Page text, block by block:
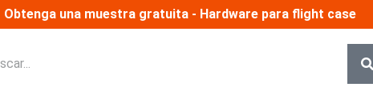
Obtenga una muestra gratuita - Hardware para flight case